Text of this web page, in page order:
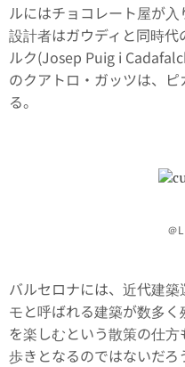
ルにはチョコレート屋が
設計者はガウディと同時
ルク(Josep Puig i
のクアトロ・ガッツは、
る。
＠
バルセロナには、近代建
モと呼ばれる建築が数多
を楽しむという散策の仕
歩きとなるのではないだろ